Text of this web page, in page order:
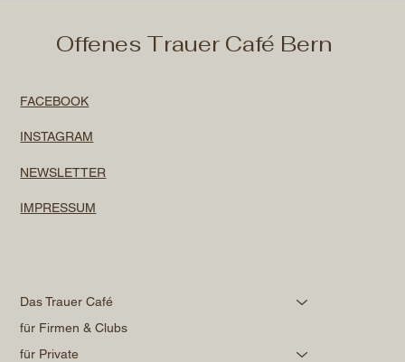
Offenes Trauer Café Bern
FACEBOOK
INSTAGRAM
NEWSLETTER
IMPRESSUM
Das Trauer Café
für Firmen & Clubs
für Private